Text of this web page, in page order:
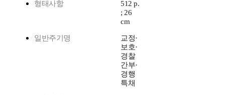
형태사항
512 p.
; 26
cm
일반주기명
교정·
보호·
경찰
간부·
경행
특채